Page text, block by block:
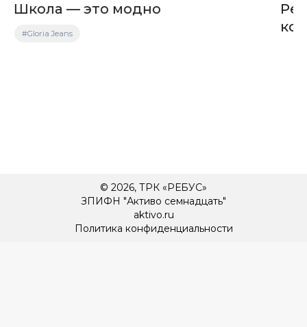
Школа — это модно
#Gloria Jeans
© 2026, ТРК «РЕБУС»
ЗПИФН "Активо семнадцать"
aktivo.ru
Политика конфиденциальности